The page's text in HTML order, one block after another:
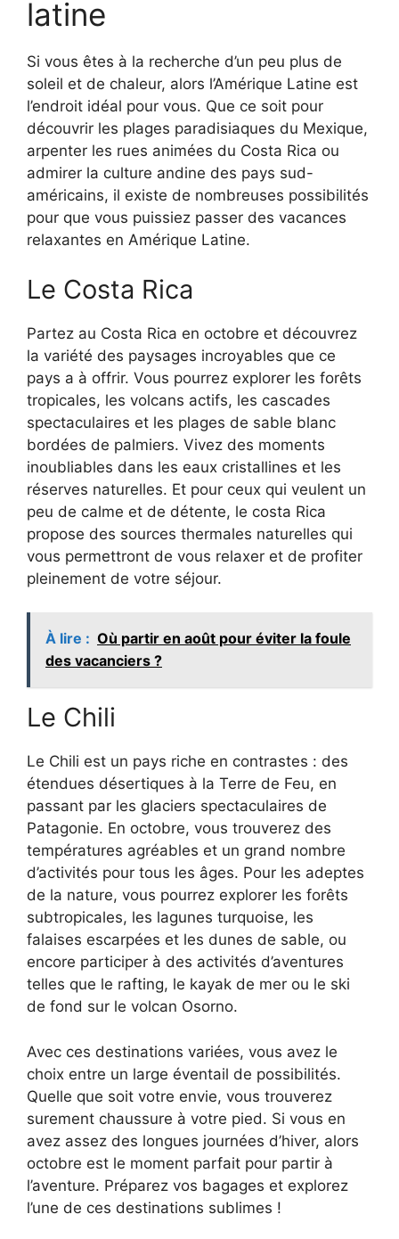
latine
Si vous êtes à la recherche d’un peu plus de
soleil et de chaleur, alors l’Amérique Latine est
l’endroit idéal pour vous. Que ce soit pour
découvrir les plages paradisiaques du Mexique,
arpenter les rues animées du Costa Rica ou
admirer la culture andine des pays sud-
américains, il existe de nombreuses possibilités
pour que vous puissiez passer des vacances
relaxantes en Amérique Latine.
Le Costa Rica
Partez au Costa Rica en octobre et découvrez
la variété des paysages incroyables que ce
pays a à offrir. Vous pourrez explorer les forêts
tropicales, les volcans actifs, les cascades
spectaculaires et les plages de sable blanc
bordées de palmiers. Vivez des moments
inoubliables dans les eaux cristallines et les
réserves naturelles. Et pour ceux qui veulent un
peu de calme et de détente, le costa Rica
propose des sources thermales naturelles qui
vous permettront de vous relaxer et de profiter
pleinement de votre séjour.
À lire : Où partir en août pour éviter la foule
des vacanciers ?
Le Chili
Le Chili est un pays riche en contrastes : des
étendues désertiques à la Terre de Feu, en
passant par les glaciers spectaculaires de
Patagonie. En octobre, vous trouverez des
températures agréables et un grand nombre
d’activités pour tous les âges. Pour les adeptes
de la nature, vous pourrez explorer les forêts
subtropicales, les lagunes turquoise, les
falaises escarpées et les dunes de sable, ou
encore participer à des activités d’aventures
telles que le rafting, le kayak de mer ou le ski
de fond sur le volcan Osorno.
Avec ces destinations variées, vous avez le
choix entre un large éventail de possibilités.
Quelle que soit votre envie, vous trouverez
surement chaussure à votre pied. Si vous en
avez assez des longues journées d’hiver, alors
octobre est le moment parfait pour partir à
l’aventure. Préparez vos bagages et explorez
l’une de ces destinations sublimes !